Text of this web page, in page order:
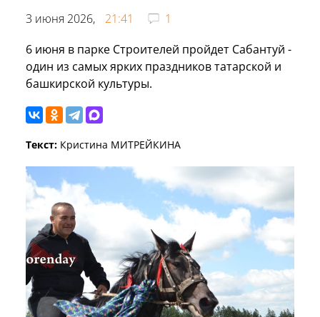
3 июня 2026, 21:41
1
6 июня в парке Строителей пройдет Сабантуй -
один из самых ярких праздников татарской и
башкирской культуры.
Текст: Кристина МИТРЕЙКИНА